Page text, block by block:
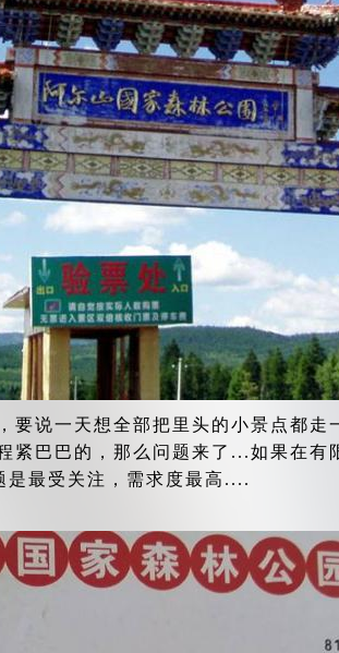
要说一天想全部把里头的小景点都走
紧巴巴的，那么问题来了...如果在有
最受关注，需求度最高....